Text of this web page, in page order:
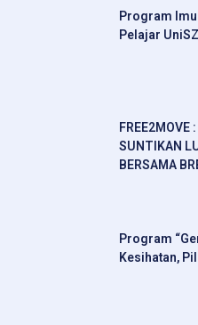
Program
Pelajar
FREE2MOVE
SUNTIKAN
BERSAMA
Program
Kesihatan,